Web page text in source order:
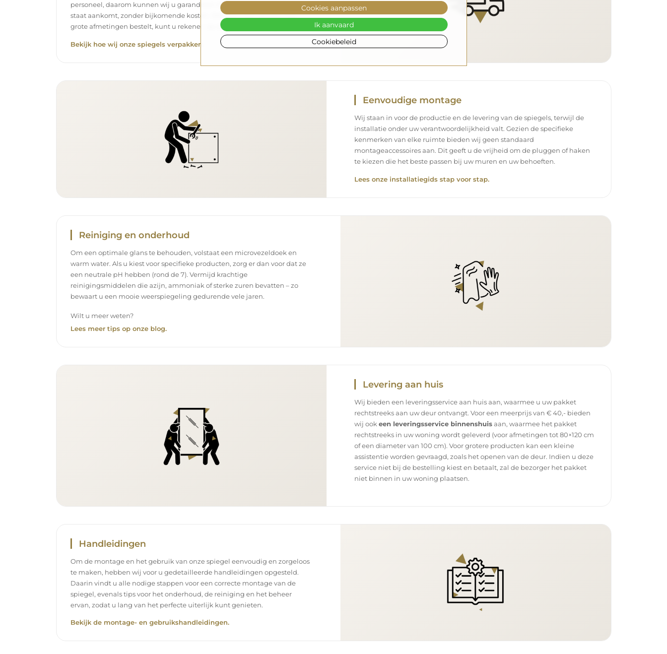
personeel, daarom kunnen wij u garanderen dat de spiegel in perfecte
staat aankomt, zonder bijkomende kosten. Zelfs als u een spiegel met
grote afmetingen bestelt, kunt u rekenen op een snelle levering.
Bekijk hoe wij onze spiegels verpakken.
Eenvoudige montage
Wij staan in voor de productie en de levering van de spiegels, terwijl de
installatie onder uw verantwoordelijkheid valt. Gezien de specifieke
kenmerken van elke ruimte bieden wij geen standaard
montageaccessoires aan. Dit geeft u de vrijheid om de pluggen of haken
te kiezen die het beste passen bij uw muren en uw behoeften.
Lees onze installatiegids stap voor stap.
Reiniging en onderhoud
Om een optimale glans te behouden, volstaat een microvezeldoek en
warm water. Als u kiest voor specifieke producten, zorg er dan voor dat ze
een neutrale pH hebben (rond de 7). Vermijd krachtige
reinigingsmiddelen die azijn, ammoniak of sterke zuren bevatten – zo
bewaart u een mooie weerspiegeling gedurende vele jaren.
Wilt u meer weten?
Lees meer tips op onze blog.
Levering aan huis
Wij bieden een leveringsservice aan huis aan, waarmee u uw pakket
rechtstreeks aan uw deur ontvangt. Voor een meerprijs van € 40,- bieden
wij ook een leveringsservice binnenshuisaan, waarmee het pakket
rechtstreeks in uw woning wordt geleverd (voor afmetingen tot 80×120 cm
of een diameter van 100 cm). Voor grotere producten kan een kleine
assistentie worden gevraagd, zoals het openen van de deur. Indien u deze
service niet bij de bestelling kiest en betaalt, zal de bezorger het pakket
niet binnen in uw woning plaatsen.
Handleidingen
Om de montage en het gebruik van onze spiegel eenvoudig en zorgeloos
te maken, hebben wij voor u gedetailleerde handleidingen opgesteld.
Daarin vindt u alle nodige stappen voor een correcte montage van de
spiegel, evenals tips voor het onderhoud, de reiniging en het beheer
ervan, zodat u lang van het perfecte uiterlijk kunt genieten.
Bekijk de montage- en gebruikshandleidingen.
Cookiebeleid
Cookies aanpassen
Ik aanvaard